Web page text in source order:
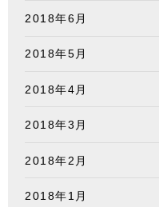
2018年6月
2018年5月
2018年4月
2018年3月
2018年2月
2018年1月